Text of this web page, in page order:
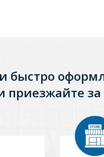
быстро
приезжайте